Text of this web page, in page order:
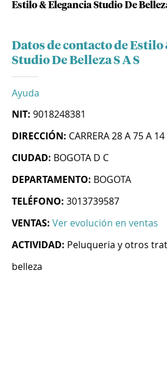
Estilo & Elegancia Studio De
Datos de contacto de Estilo
Studio De Belleza S A S
Ayuda
NIT: 9018248381
DIRECCIÓN: CARRERA 28 A 75 A 14
CIUDAD: BOGOTA D C
DEPARTAMENTO: BOGOTA
TELÉFONO: 3013739587
VENTAS: Ver evolución en ventas
ACTIVIDAD: Peluqueria y otros
belleza